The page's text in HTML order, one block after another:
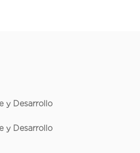
y Desarrollo
y Desarrollo